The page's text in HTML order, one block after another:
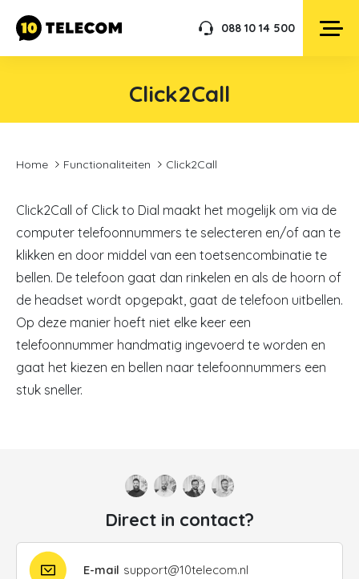
088 10 14 500
Click2Call
Home Functionaliteiten Click2Call
Click2Call of Click to Dial maakt het mogelijk om via de
computer telefoonnummers te selecteren en/of aan te
klikken en door middel van een toetsencombinatie te
bellen. De telefoon gaat dan rinkelen en als de hoorn of
de headset wordt opgepakt, gaat de telefoon uitbellen.
Op deze manier hoeft niet elke keer een
telefoonnummer handmatig ingevoerd te worden en
gaat het kiezen en bellen naar telefoonnummers een
stuk sneller.
Direct in contact?
E-mail support@10telecom.nl